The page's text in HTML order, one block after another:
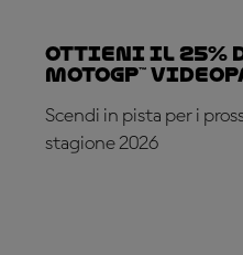
Ottieni il 25%
MotoGP™
Scendi in pista per i
stagione 2026